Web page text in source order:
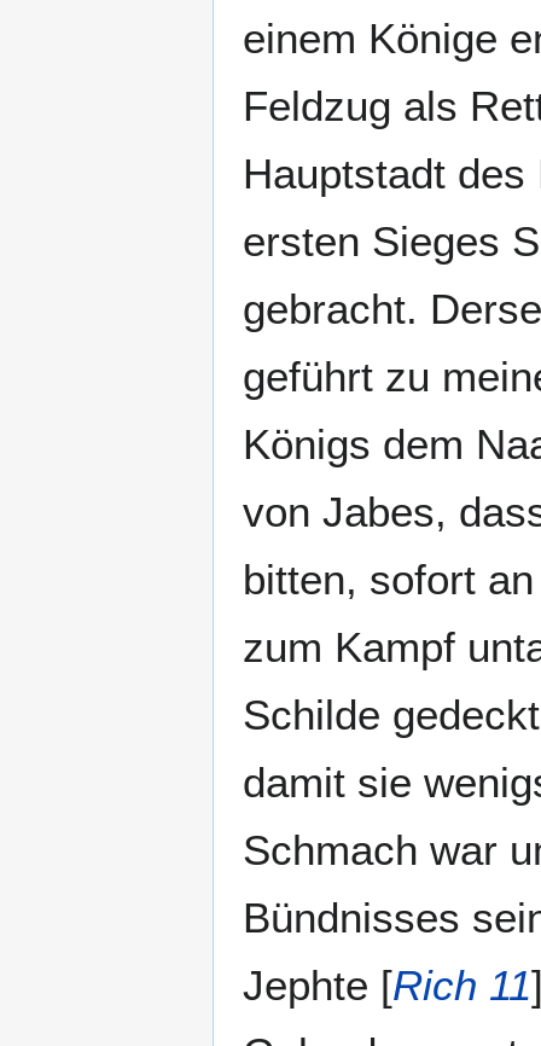
einem Könige
Feldzug als
Hauptstadt
ersten Sieges
gebracht.
geführt zu
Königs dem
von Jabes,
bitten, sofort
zum Kampf
Schilde
damit sie
Schmach war
Bündnisses
Jephte [Rich 11